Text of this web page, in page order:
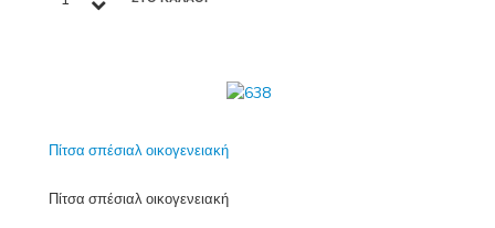
Πίτσα σπέσιαλ οικογενειακή
Πίτσα σπέσιαλ οικογενειακή